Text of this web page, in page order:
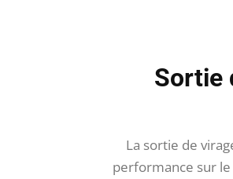
Sortie
La sortie de
performance sur